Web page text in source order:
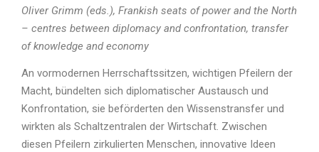
Oliver Grimm (eds.), Frankish seats of power and the North
– centres between diplomacy and confrontation, transfer
of knowledge and economy
An vormodernen Herrschaftssitzen, wichtigen Pfeilern der
Macht, bündelten sich diplomatischer Austausch und
Konfrontation, sie beförderten den Wissenstransfer und
wirkten als Schaltzentralen der Wirtschaft. Zwischen
diesen Pfeilern zirkulierten Menschen, innovative Ideen